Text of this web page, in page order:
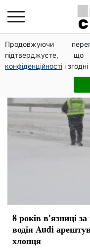
Продовжуючи
підтверджуєте,
конфіденційності і
водій
8 років в'язниці
водія Audi
хлопця